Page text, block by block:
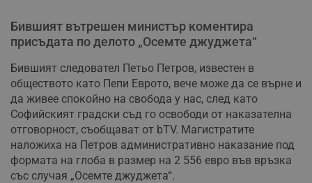
Бившият вътрешен министър коментира
присъдата по делото „Осемте джуджета“
Бившият следовател Петьо Петров, известен в
обществото като Пепи Еврото, вече може да се върне и
да живее спокойно на свобода у нас, след като
Софийският градски съд го освободи от наказателна
отговорност, съобщават от bTV. Магистратите
наложиха на Петров административно наказание под
формата на глоба в размер на 2 556 евро във връзка
със случая „Осемте джуджета“.